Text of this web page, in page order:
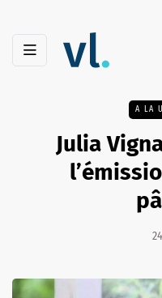
A LA
Julia